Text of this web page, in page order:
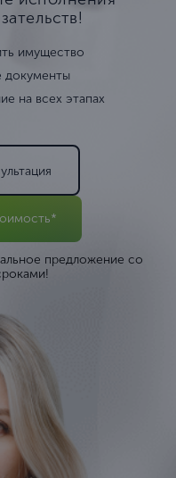
имущество
документы
на всех этапах
предложение со